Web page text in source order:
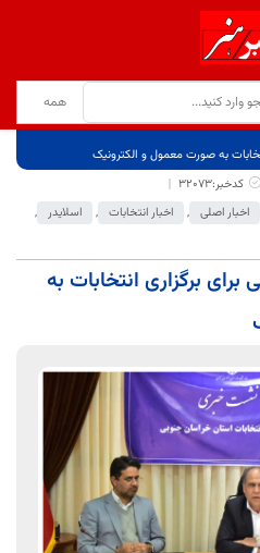
به صورت معمول و الکترونیک
کدخبر:32073
اخبار اصلی , اخبار انتخابات , اسلایدر
,
برگزاری انتخابات به